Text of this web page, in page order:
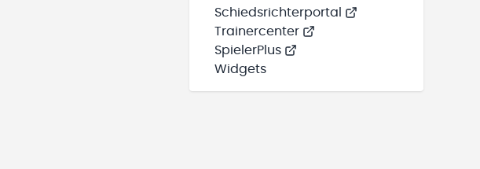
Schiedsrichterportal
Trainercenter
SpielerPlus
Widgets